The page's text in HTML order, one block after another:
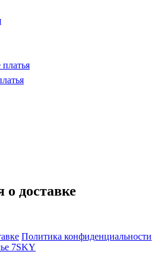
доставке
Политика конфиденциальности
7SKY